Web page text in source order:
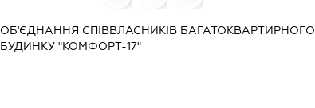
ОБ'ЄДНАННЯ СПІВВЛАСНИКІВ БАГАТОКВАРТИРНОГО
БУДИНКУ "КОМФОРТ-17"
-